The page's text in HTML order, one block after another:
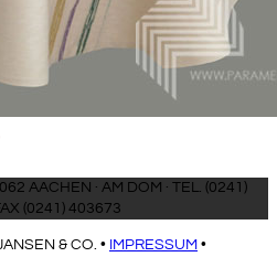
AACHEN · AM DOM · TEL. (0241)
(0241) 403673
& CO. • IMPRESSUM •